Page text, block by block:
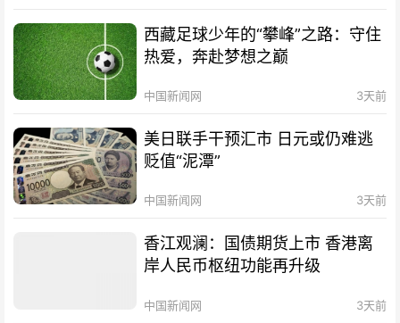
西藏足球少年的“攀峰”之路：守住
热爱，奔赴梦想之巅
中国新闻网 3天前
美日联手干预汇市 日元或仍难逃
贬值“泥潭”
中国新闻网 3天前
香江观澜：国债期货上市 香港离
岸人民币枢纽功能再升级
中国新闻网 3天前